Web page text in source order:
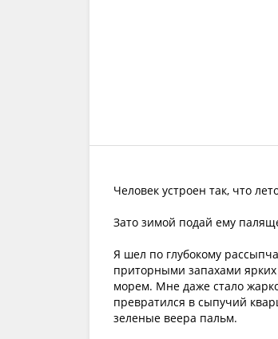
Человек устроен так, что
Зато зимой подай ему
Я шел по глубокому
приторными запахами
морем. Мне даже стало
превратился в сыпучий
зеленые веера пальм.